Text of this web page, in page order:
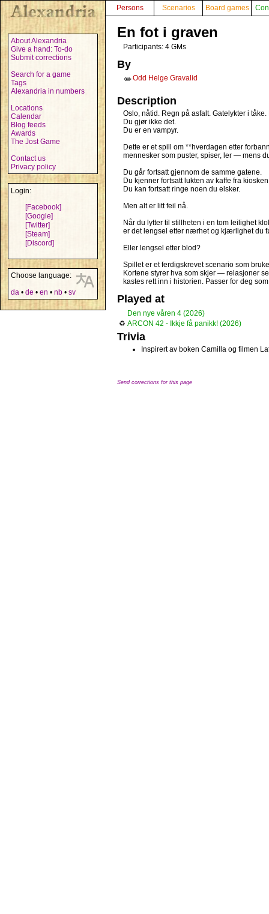
About Alexandria
Give a hand: To-do
Submit corrections
Search for a game
Tags
Alexandria in numbers
Locations
Calendar
Blog feeds
Awards
The Jost Game
Contact us
Privacy policy
Login:
[Facebook]
[Google]
[Twitter]
[Steam]
[Discord]
Choose language:
da • de • en • nb • sv
Persons Scenarios Board games
En fot i graven
Participants: 4 GMs
By
✏️Odd Helge Gravalid
Description
Oslo, nåtid. Regn på asfalt. Gatelykter i
Du gjør ikke det.
Du er en vampyr.
Dette er et spill om **hverdagen etter
mennesker som puster, spiser, ler — mens
Du går fortsatt gjennom de samme gatene.
Du kjenner fortsatt lukten av kaffe fra
Du kan fortsatt ringe noen du elsker.
Men alt er litt feil nå.
Når du lytter til stillheten i en tom leilighet
er det lengsel etter nærhet og kjærlighet du
Eller lengsel etter blod?
Spillet er et ferdigskrevet scenario som
Kortene styrer hva som skjer — relasjoner
kastes rett inn i historien. Passer for deg
Played at
Den nye våren 4 (2026)
♻ ARCON 42 - Ikkje få panikk! (2026)
Trivia
Inspirert av boken Camilla og filmen
Send corrections for this page